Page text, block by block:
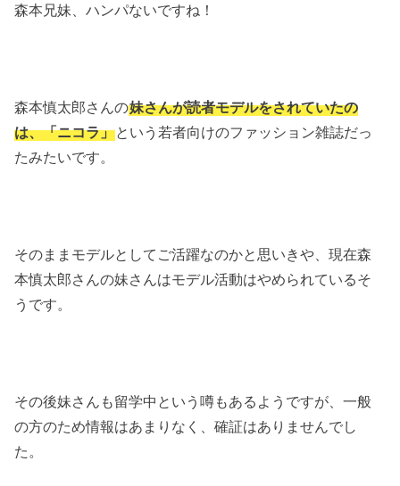
森本兄妹、ハンパないですね！
森本慎太郎さんの妹さんが読者モデルをされていたの
は、「ニコラ」という若者向けのファッション雑誌だっ
たみたいです。
そのままモデルとしてご活躍なのかと思いきや、現在森
本慎太郎さんの妹さんはモデル活動はやめられているそ
うです。
その後妹さんも留学中という噂もあるようですが、一般
の方のため情報はあまりなく、確証はありませんでし
た。